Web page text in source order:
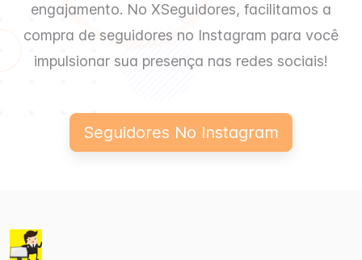
engajamento. No XSeguidores, facilitamos a
compra de seguidores no Instagram para você
impulsionar sua presença nas redes sociais!
Seguidores No Instagram